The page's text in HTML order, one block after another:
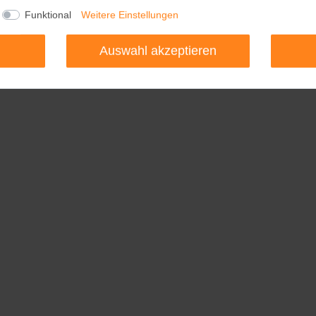
Funktional Weitere Einstellungen
Auswahl akzeptieren
Funktional Weitere Einstellungen
Auswahl akzeptieren